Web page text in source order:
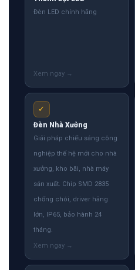
Đèn LED chính hãng
✓
Đèn Nhà Xưởng
Giải pháp chiếu sáng công
nghiệp thế hệ mới cho nhà
xưởng, kho bãi, nhà máy
sản xuất. Chip SMD 2835
chống chói, driver hãng
lớn, IP65, bảo hành 24
tháng.